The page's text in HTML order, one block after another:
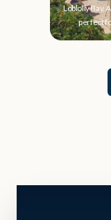
Loblolly Bay,
perfect